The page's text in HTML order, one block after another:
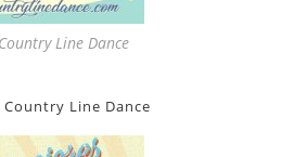
Line Dance
Line Dance